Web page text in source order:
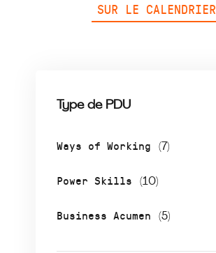
SUR LE CALENDRIER
Type de PDU
Ways of Working (7)
Power Skills (10)
Business Acumen (5)